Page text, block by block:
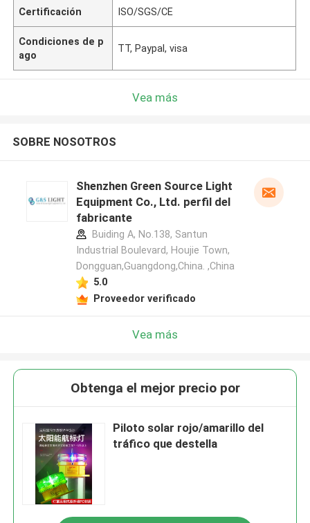
Certificación ISO/SGS/CE
Condiciones de p
ago
TT, Paypal, visa
Vea más
SOBRE NOSOTROS
Shenzhen Green Source Light
Equipment Co., Ltd. perfil del
fabricante
Buiding A, No.138, Santun
Industrial Boulevard, Houjie Town,
Dongguan,Guangdong,China. ,China
5.0
Proveedor verificado
Vea más
Obtenga el mejor precio por
Piloto solar rojo/amarillo del
tráfico que destella